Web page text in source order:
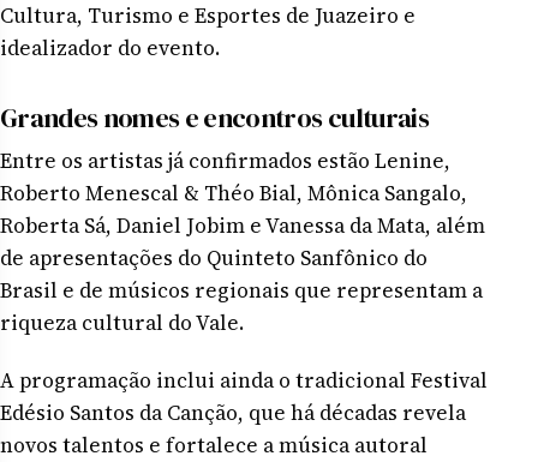
Cultura, Turismo e Esportes de Juazeiro e
idealizador do evento.
Grandes nomes e encontros culturais
Entre os artistas já confirmados estão Lenine,
Roberto Menescal & Théo Bial, Mônica Sangalo,
Roberta Sá, Daniel Jobim e Vanessa da Mata, além
de apresentações do Quinteto Sanfônico do
Brasil e de músicos regionais que representam a
riqueza cultural do Vale.
A programação inclui ainda o tradicional Festival
Edésio Santos da Canção, que há décadas revela
novos talentos e fortalece a música autoral